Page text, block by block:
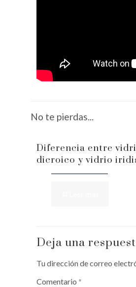
No te pierdas...
Diferencia entre
dicroico y vidrio
Deja una
Tu dirección de correo
Comentario *